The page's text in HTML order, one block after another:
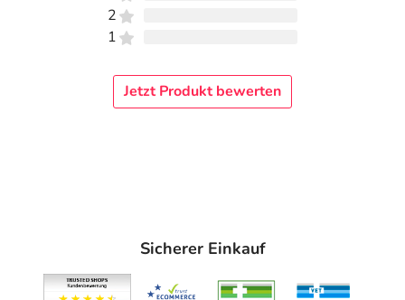
2
1
Jetzt Produkt bewerten
Sicherer Einkauf